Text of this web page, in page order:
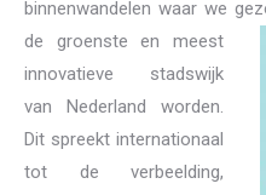
binnenwandelen waar we g
de groenste en meest
innovatieve stadswijk
van Nederland worden.
Dit spreekt internationaal
tot de verbeelding,